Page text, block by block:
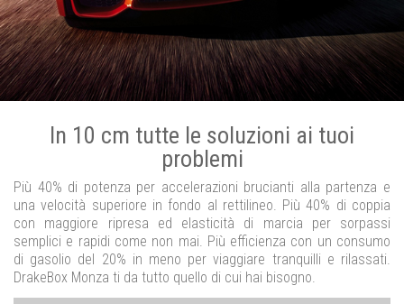
In 10 cm tutte le soluzioni ai tuoi
problemi
Più 40% di potenza per accelerazioni brucianti alla partenza e
una velocità superiore in fondo al rettilineo. Più 40% di coppia
con maggiore ripresa ed elasticità di marcia per sorpassi
semplici e rapidi come non mai. Più efficienza con un consumo
di gasolio del 20% in meno per viaggiare tranquilli e rilassati.
DrakeBox Monza ti da tutto quello di cui hai bisogno.